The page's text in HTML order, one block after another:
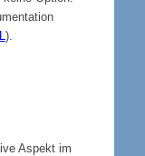
).
Aspekt im